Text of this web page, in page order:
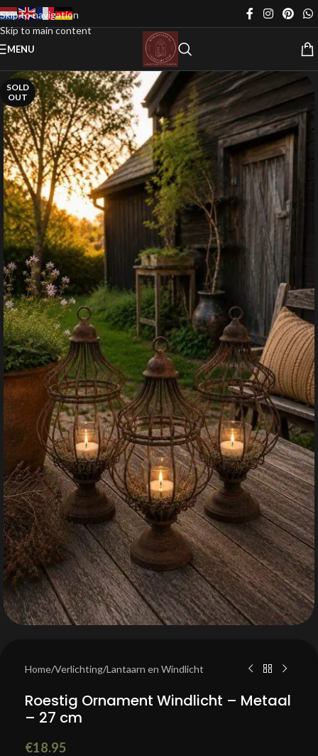
Skip to navigation
Skip to main content
MENU
SOLD
OUT
Home/Verlichting/Lantaarn en Windlicht
Roestig Ornament Windlicht – Metaal
– 27 cm
€18.95